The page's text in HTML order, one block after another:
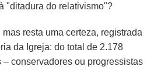
"ditadura do relativismo"?
resta uma certeza, registrada
da Igreja: do total de 2.178
– conservadores ou progressistas